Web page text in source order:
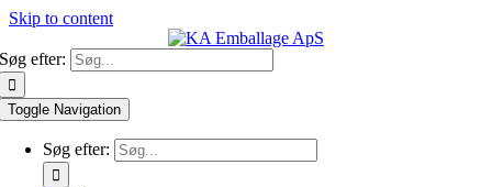
Skip to content
Søg efter:
Toggle Navigation
Søg efter: